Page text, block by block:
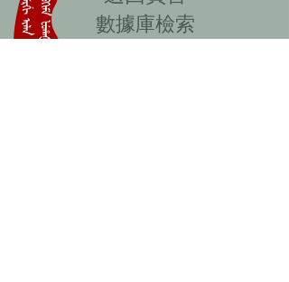
數據庫檢索